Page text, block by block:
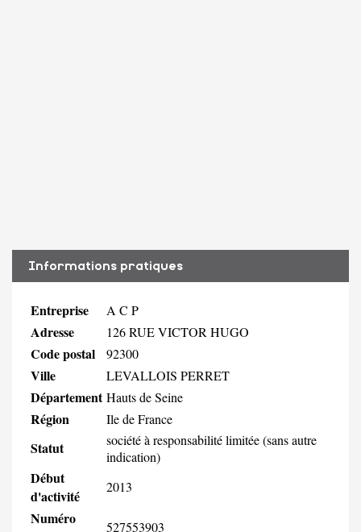
Informations pratiques
Entreprise A C P
Adresse 126 RUE VICTOR HUGO
Code postal 92300
Ville LEVALLOIS PERRET
Département Hauts de Seine
Région Ile de France
Statut
société à responsabilité limitée (sans autre
indication)
Début
d'activité
2013
Numéro
527553903